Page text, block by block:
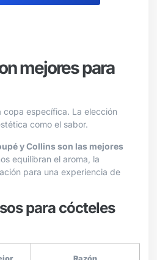
mejores para
copa específica. La elección
como el sabor.
y Collins son las mejores
equilibran el aroma, la
para una experiencia de
para cócteles